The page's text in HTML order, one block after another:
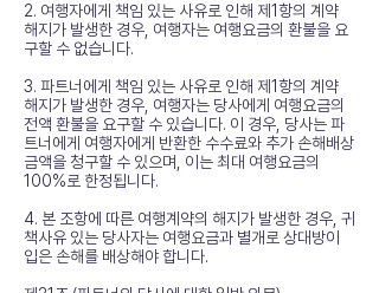
2. 여행자에게 책임 있는 사유로 인해 제1항의 계약
해지가 발생한 경우, 여행자는 여행요금의 환불을 요
구할 수 없습니다.
3. 파트너에게 책임 있는 사유로 인해 제1항의 계약
해지가 발생한 경우, 여행자는 당사에게 여행요금의
전액 환불을 요구할 수 있습니다. 이 경우, 당사는 파
트너에게 여행자에게 반환한 수수료와 추가 손해배상
금액을 청구할 수 있으며, 이는 최대 여행요금의
100%로 한정됩니다.
4. 본 조항에 따른 여행계약의 해지가 발생한 경우, 귀
책사유 있는 당사자는 여행요금과 별개로 상대방이
입은 손해를 배상해야 합니다.